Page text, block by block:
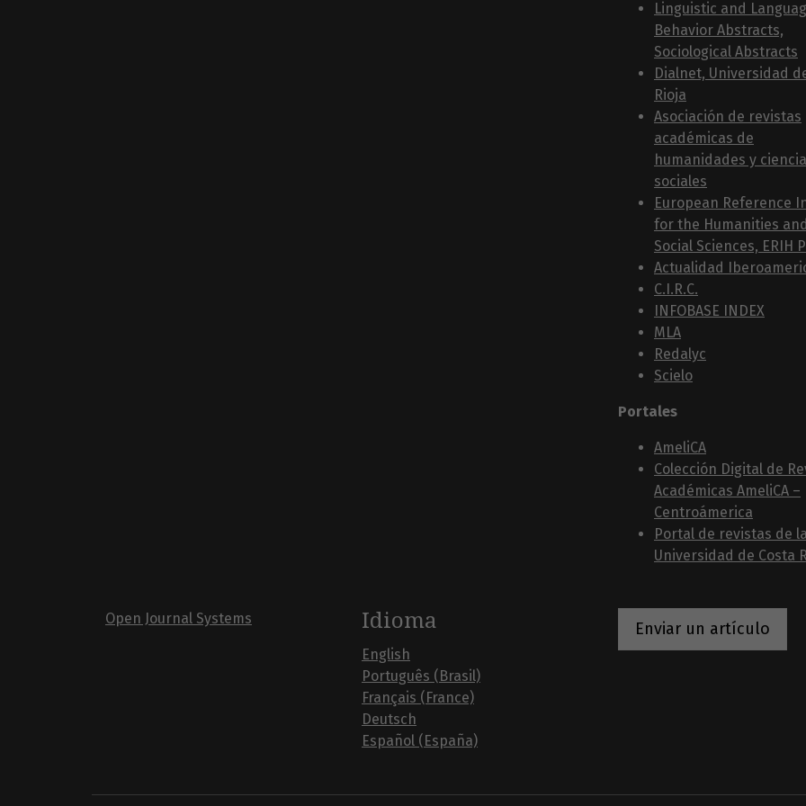
Linguistic and
Behavior Abstracts,
Sociological Abstracts
Dialnet, Universidad
Rioja
Asociación de revistas
académicas de
humanidades y
sociales
European Reference
for the Humanities and
Social Sciences, ERIH
Actualidad
C.I.R.C.
INFOBASE INDEX
MLA
Redalyc
Scielo
Portales
AmeliCA
Colección Digital de
Académicas AmeliCA –
Centroámerica
Portal de revistas de la
Universidad de Costa
Open Journal Systems Idioma
English
Português (Brasil)
Français (France)
Deutsch
Español (España)
Enviar un artículo